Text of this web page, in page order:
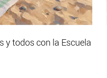
y todos con la Escuela